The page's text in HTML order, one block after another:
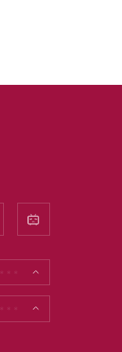
* * *
* * *